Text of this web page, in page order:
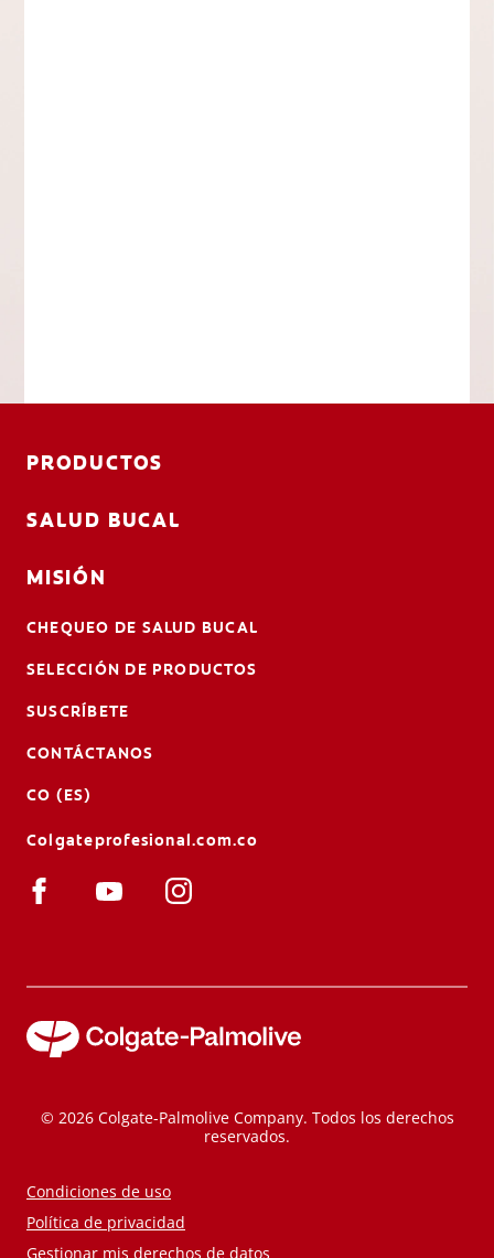
PRODUCTOS
SALUD BUCAL
MISIÓN
CHEQUEO DE SALUD BUCAL
SELECCIÓN DE PRODUCTOS
SUSCRÍBETE
CONTÁCTANOS
CO (ES)
Colgateprofesional.com.co
© 2026 Colgate-Palmolive Company. Todos los derechos
reservados.
Condiciones de uso
Política de privacidad
Gestionar mis derechos de datos